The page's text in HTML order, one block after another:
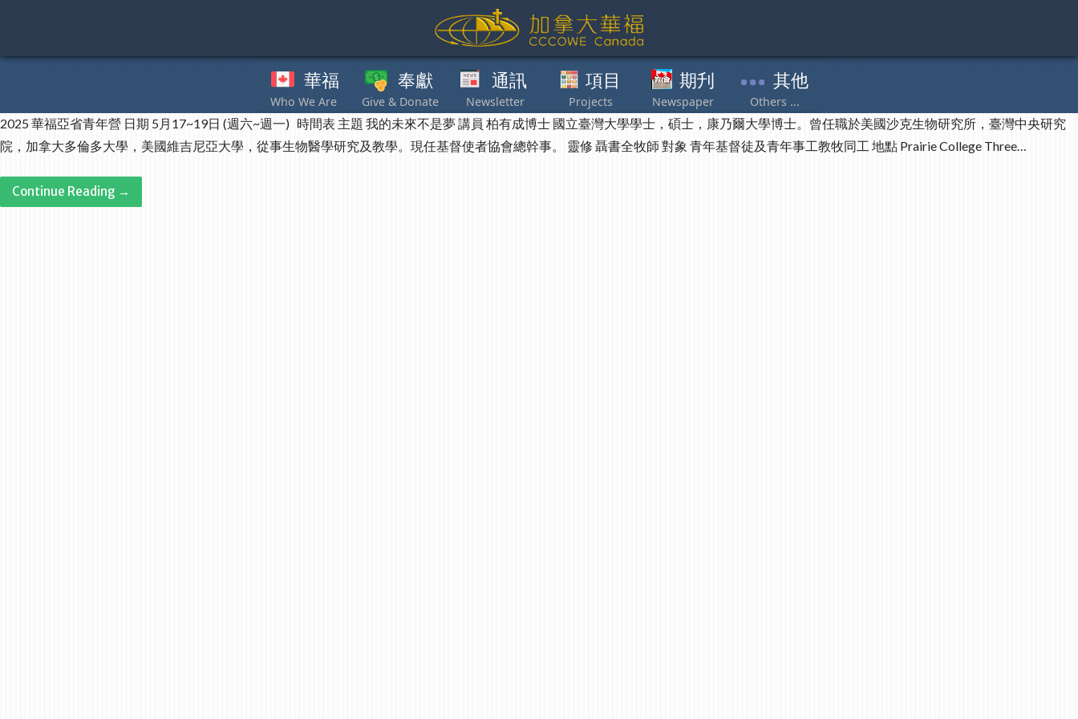
content
華福 奉獻 通訊 項目 期刋 其他
2025 華福亞省青年營 日期 5月17~19日 (週六~週一) 時間表 主題 我的未來不是夢 講員 柏有成博士 國立臺灣大學學士，碩士，康乃爾大學博士。曾任職於美國沙克生物研究所，臺灣中央研究
院，加拿大多倫多大學，美國維吉尼亞大學，從事生物醫學研究及教學。現任基督使者協會總幹事。 靈修 聶書全牧師 對象 青年基督徒及青年事工教牧同工 地點 Prairie College Three…
Continue Reading →